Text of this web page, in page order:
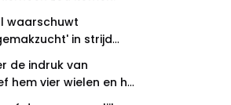
waarschuwt
in strijd
de indruk van
hem vier wielen en hij